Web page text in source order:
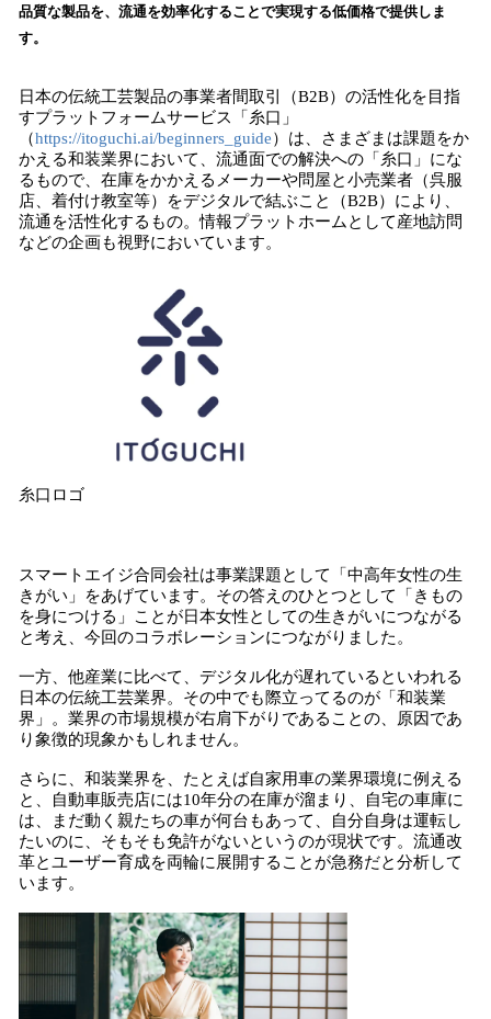
で
品質な製品を、流通を効率化することで実現する低価格で提供しま
す。
日本の伝統工芸製品の事業者間取引（B2B）の活性化を目指
すプラットフォームサービス「糸口」
（https://itoguchi.ai/beginners_guide）は、さまざまは課題をか
かえる和装業界において、流通面での解決への「糸口」にな
るもので、在庫をかかえるメーカーや問屋と小売業者（呉服
店、着付け教室等）をデジタルで結ぶこと（B2B）により、
流通を活性化するもの。情報プラットホームとして産地訪問
などの企画も視野においています。
糸口ロゴ
スマートエイジ合同会社は事業課題として「中高年女性の生
きがい」をあげています。その答えのひとつとして「きもの
を身につける」ことが日本女性としての生きがいにつながる
と考え、今回のコラボレーションにつながりました。
一方、他産業に比べて、デジタル化が遅れているといわれる
日本の伝統工芸業界。その中でも際立ってるのが「和装業
界」。業界の市場規模が右肩下がりであることの、原因であ
り象徴的現象かもしれません。
さらに、和装業界を、たとえば自家用車の業界環境に例える
と、自動車販売店には10年分の在庫が溜まり、自宅の車庫に
は、まだ動く親たちの車が何台もあって、自分自身は運転し
たいのに、そもそも免許がないというのが現状です。流通改
革とユーザー育成を両輪に展開することが急務だと分析して
います。